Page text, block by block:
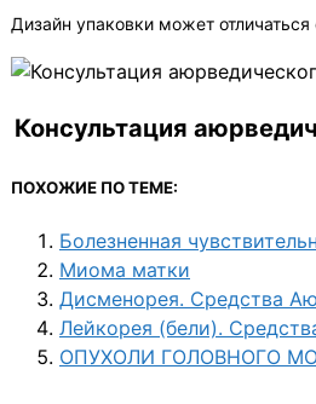
Дизайн упаковки может отличаться
Консультация
ПОХОЖИЕ ПО ТЕМЕ:
Болезненная
Миома матки
Дисменорея. Средства
Лейкорея (бели).
ОПУХОЛИ ГОЛОВНОГО